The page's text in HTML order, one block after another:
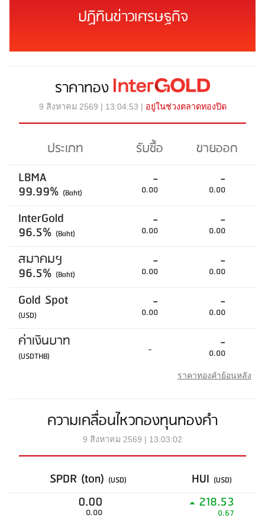
ปฏิทินข่าวเศรษฐกิจ
ราคาทอง
9 สิงหาคม 2569 | 13:04:53 | อยู่ในช่วงตลาดทองปิด
ประเภท รับซื้อ
ขายออก
LBMA
99.99% (Baht)
-
0.00
-
0.00
InterGold
96.5% (Baht)
-
0.00
-
0.00
สมาคมฯ
96.5% (Baht)
-
0.00
-
0.00
Gold Spot
(USD)
-
0.00
-
0.00
ค่าเงินบาท
(USDTHB) - -
0.00
ราคาทองคำย้อนหลัง
ความเคลื่อนไหวกองทุนทองคำ
9 สิงหาคม 2569 | 13:03:02
SPDR (ton) (USD) HUI (USD)
0.00
0.00
218.53
0.67